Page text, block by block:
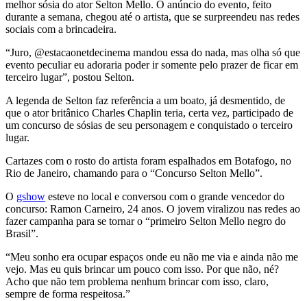
melhor sósia do ator Selton Mello. O anúncio do evento, feito
durante a semana, chegou até o artista, que se surpreendeu nas redes
sociais com a brincadeira.
“Juro, @estacaonetdecinema mandou essa do nada, mas olha só que
evento peculiar eu adoraria poder ir somente pelo prazer de ficar em
terceiro lugar”, postou Selton.
A legenda de Selton faz referência a um boato, já desmentido, de
que o ator britânico Charles Chaplin teria, certa vez, participado de
um concurso de sósias de seu personagem e conquistado o terceiro
lugar.
Cartazes com o rosto do artista foram espalhados em Botafogo, no
Rio de Janeiro, chamando para o “Concurso Selton Mello”.
O gshow esteve no local e conversou com o grande vencedor do
concurso: Ramon Carneiro, 24 anos. O jovem viralizou nas redes ao
fazer campanha para se tornar o “primeiro Selton Mello negro do
Brasil”.
“Meu sonho era ocupar espaços onde eu não me via e ainda não me
vejo. Mas eu quis brincar um pouco com isso. Por que não, né?
Acho que não tem problema nenhum brincar com isso, claro,
sempre de forma respeitosa.”